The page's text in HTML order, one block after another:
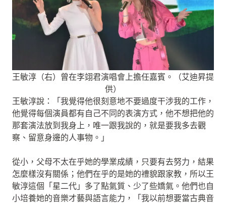
王敏淳（右）曾在李翊君演唱會上擔任嘉賓。（艾迪昇提
供）
王敏淳說：「我覺得他很刻意地不要過度干涉我的工作，
他覺得每個演員都有自己不同的表演方式，他不想把他的
那套演法放到我身上，唯一跟我說的，就是要我多去觀
察、留意身邊的人事物。」
從小，父母不太在乎她的學業成績，只要有去努力，結果
怎麼樣沒有關係；他們在乎的是她的禮貌跟家教，所以王
敏淳這個「星二代」多了點氣質、少了些嬌氣。他們也自
小培養她的音樂才藝與語言能力，「我以前想要當古典音